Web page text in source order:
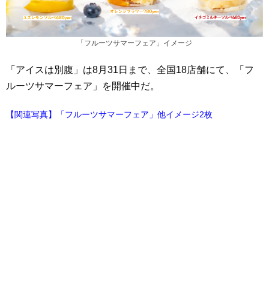
「フルーツサマーフェア」イメージ
「アイスは別腹」は8月31日まで、全国18店舗にて、「フ
ルーツサマーフェア」を開催中だ。
【関連写真】「フルーツサマーフェア」他イメージ2枚